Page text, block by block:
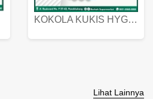
KOKOLA KUKIS HYGIENIC MILK VANILLA PACK 320 GR
Lihat Lainnya